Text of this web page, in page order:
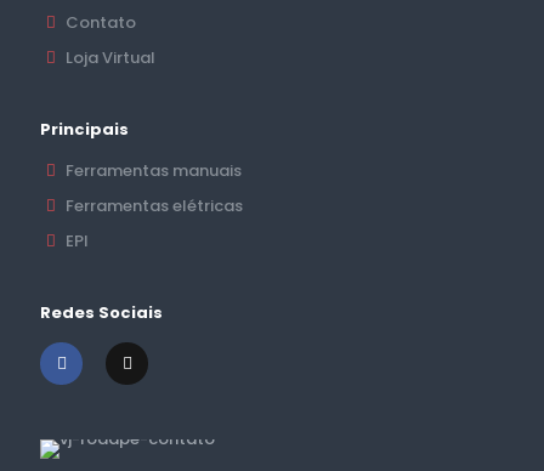
Contato
Loja Virtual
Principais
Ferramentas manuais
Ferramentas elétricas
EPI
Redes Sociais